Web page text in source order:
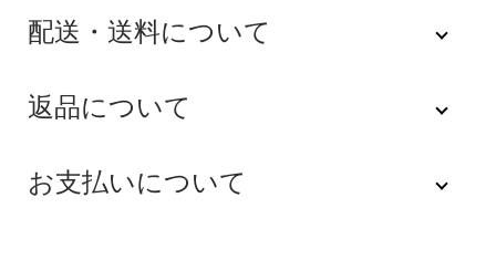
配送・送料について
佐川急便
全品送料無料にてお届けいたします。
※配達時間を指定できない地域（郡部以下は時間指定不
返品について
不良品
お支払いについて